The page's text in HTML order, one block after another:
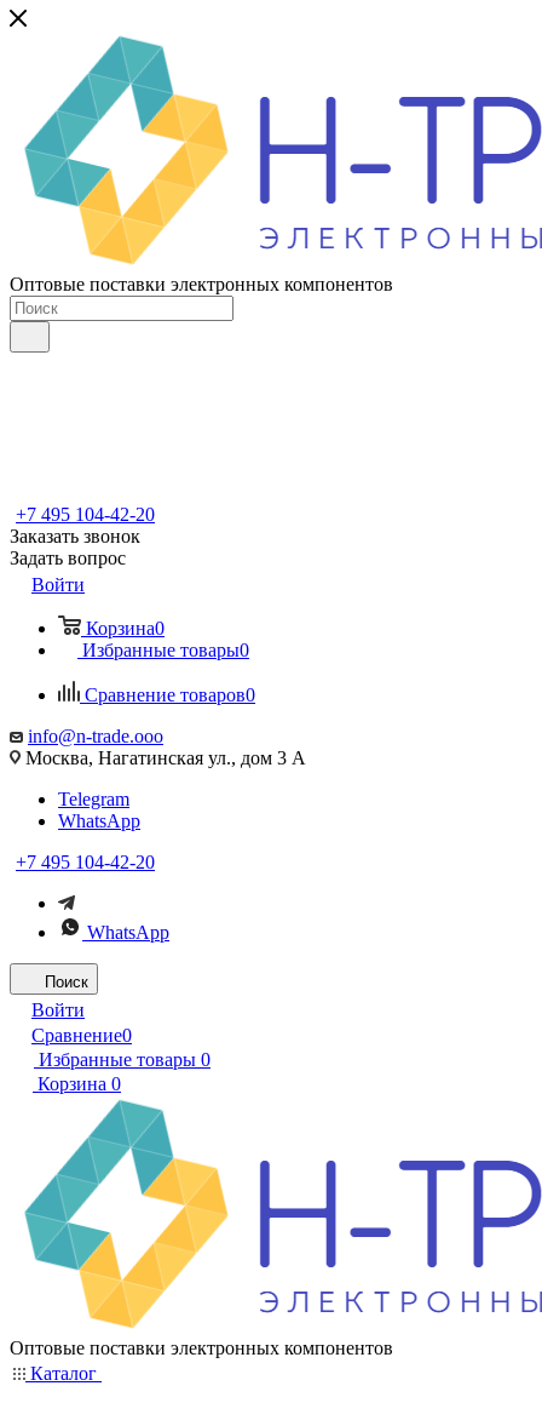
Оптовые поставки электронных компонентов
+7 495 104-42-20
Заказать звонок
Задать вопрос
Войти
Корзина0
Избранные товары0
Сравнение товаров0
info@n-trade.ooo
Москва, Нагатинская ул., дом 3 А
Telegram
WhatsApp
+7 495 104-42-20
WhatsApp
Поиск
Войти
Сравнение0
Избранные товары 0
Корзина 0
Оптовые поставки электронных компонентов
Каталог